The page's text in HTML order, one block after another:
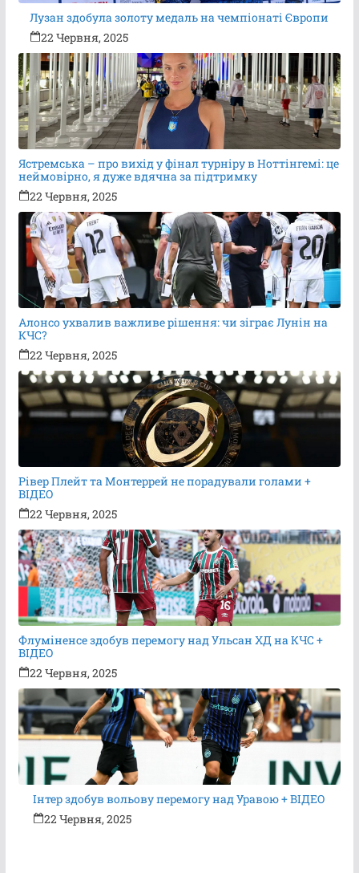
Лузан здобула золоту медаль на чемпіонаті Європи
22 Червня, 2025
Ястремська – про вихід у фінал турніру в Ноттінгемі: це
неймовірно, я дуже вдячна за підтримку
22 Червня, 2025
Алонсо ухвалив важливе рішення: чи зіграє Лунін на
КЧС?
22 Червня, 2025
Рівер Плейт та Монтеррей не порадували голами +
ВІДЕО
22 Червня, 2025
Флуміненсе здобув перемогу над Ульсан ХД на КЧС +
ВІДЕО
22 Червня, 2025
Інтер здобув вольову перемогу над Уравою + ВІДЕО
22 Червня, 2025